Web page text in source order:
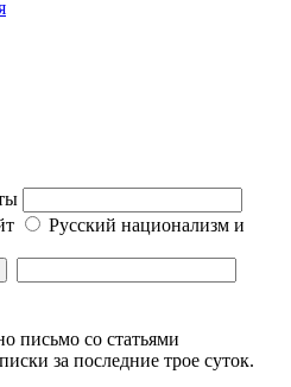
Русский национализм и
письмо со статьями
за последние трое суток.